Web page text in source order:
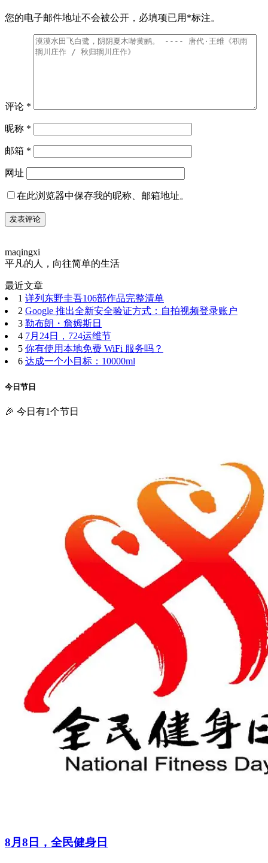
您的电子邮件地址不会被公开， 必填项已用 *标注。
评论 *
昵称 *
邮箱 *
网址
在此浏览器中保存我的昵称、邮箱地址。
maqingxi
平凡的人，向往简单的生活
最近文章
1 详列东野圭吾106部作品完整清单
2 Google 推出全新安全验证方式：自拍视频登录账户
3 勒布朗・詹姆斯日
4 7月24日，724运维节
5 你有使用本地免费 WiFi 服务吗？
6 达成一个小目标：10000ml
今日节日
🎉 今日有1个节日
8月8日，全民健身日